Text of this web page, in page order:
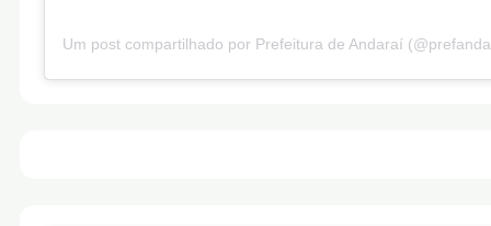
Um post compartilhado por Prefeitura de Andaraí